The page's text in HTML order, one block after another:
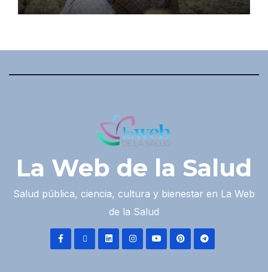
La Web de la Salud
Salud pública, ciencia, cultura y bienestar en La Web
de la Salud